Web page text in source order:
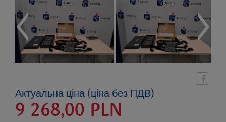
Актуальна ціна (ціна без ПДВ)
9 268,00 PLN